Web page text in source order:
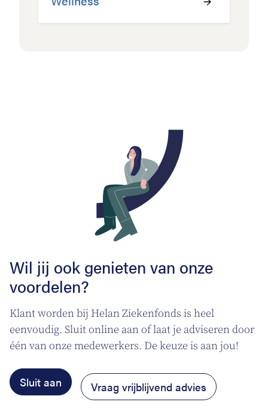
Wil jij ook genieten van onze
voordelen?
Klant worden bij Helan Ziekenfonds is heel
eenvoudig. Sluit online aan of laat je adviseren door
één van onze medewerkers. De keuze is aan jou!
Sluit aan Vraag vrijblijvend advies